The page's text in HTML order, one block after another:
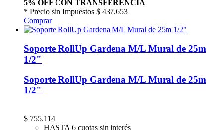
5% OFF CON TRANSFERENCIA
* Precio sin Impuestos $ 437.653
Comprar
Soporte RollUp Gardena M/L Mural de 25m
1/2"
Soporte RollUp Gardena M/L Mural de 25m
1/2"
$ 755.114
HASTA 6 cuotas sin interés